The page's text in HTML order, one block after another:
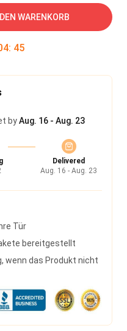
DEN WARENKORB
: 45
byAug. 16 - Aug. 23
Delivered
Aug. 16 - Aug. 23
Tür
bereitgestellt
wenn das Produkt nicht